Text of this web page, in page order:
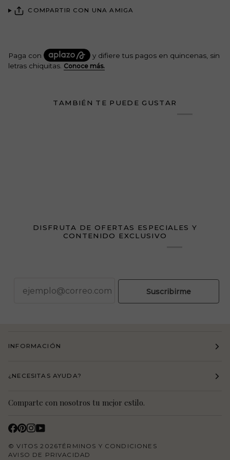
COMPARTIR CON UNA AMIGA
TAMBIÉN TE PUEDE GUSTAR
DISFRUTA DE OFERTAS ESPECIALES Y
CONTENIDO EXCLUSIVO
Suscribirme
INFORMACIÓN
¿NECESITAS AYUDA?
Comparte con nosotros tu mejor estilo.
©VITOS 2026TÉRMINOS Y CONDICIONES
AVISO DE PRIVACIDAD